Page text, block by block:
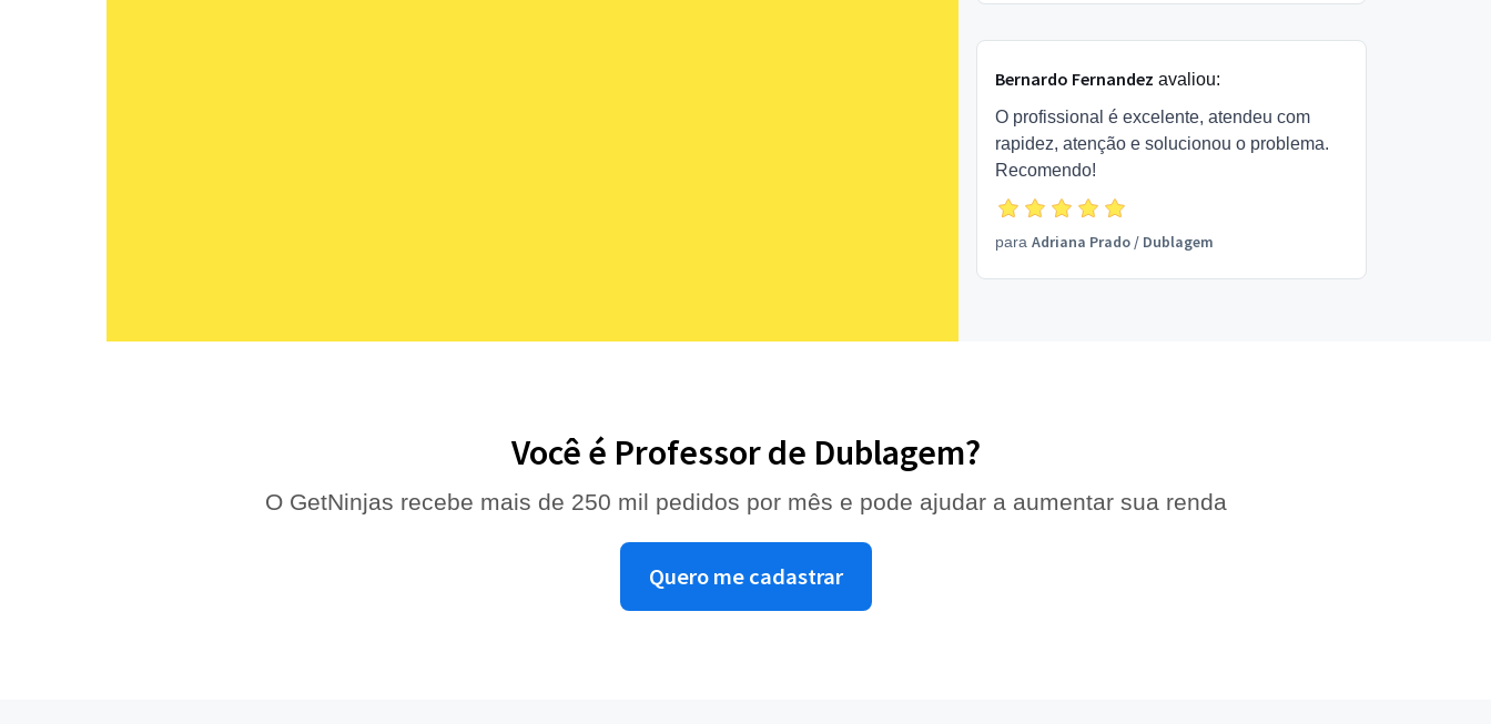
Bernardo Fernandez avaliou:
O profissional é excelente, atendeu com
rapidez, atenção e solucionou o problema.
Recomendo!
para Adriana Prado/ Dublagem
Você é Professor de Dublagem?
O GetNinjas recebe mais de 250 mil pedidos por mês e pode ajudar a aumentar sua renda
Quero me cadastrar